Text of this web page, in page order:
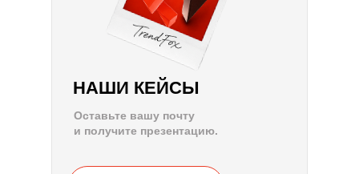
Оставьте вашу почту
и получите презентацию.
НАШИ КЕЙСЫ